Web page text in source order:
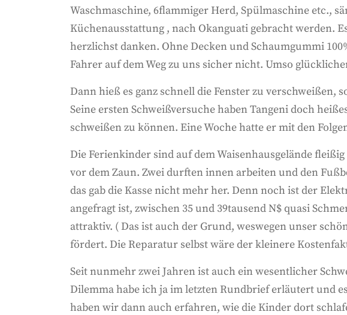
Waschmaschine, 6flammiger Herd, Spülmaschine etc.,
Küchenausstattung , nach Okanguati gebracht werden.
herzlichst danken. Ohne Decken und Schaumgummi
Fahrer auf dem Weg zu uns sicher nicht. Umso
Dann hieß es ganz schnell die Fenster zu
Seine ersten Schweißversuche haben Tangeni doch
schweißen zu können. Eine Woche hatte er mit den
Die Ferienkinder sind auf dem Waisenhausgelände
vor dem Zaun. Zwei durften innen arbeiten und den
das gab die Kasse nicht mehr her. Denn noch ist der
angefragt ist, zwischen 35 und 39tausend N$ quasi
attraktiv. ( Das ist auch der Grund, weswegen unser
fördert. Die Reparatur selbst wäre der kleinere
Seit nunmehr zwei Jahren ist auch ein wesentlicher
Dilemma habe ich ja im letzten Rundbrief erläutert und
haben wir dann auch erfahren, wie die Kinder dort